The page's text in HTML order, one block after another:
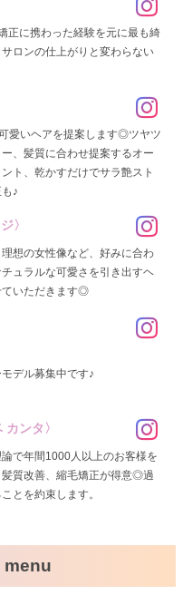
正に携わった経験を元に最も綺
ロンの仕上がりと変わらない
愛いヘアを提案します◎ツヤツ
、髪質に合わせ提案するオー
ト、乾かすだけでサラ艶スト
♪
〉
想の女性像など、好みに合わ
ュラルな可愛さを引き出すヘ
ていただきます◎
デル募集中です♪
ンタ〉
論で年間1000人以上のお客様を
質改善、縮毛矯正が得意◎過
とを約束します。
menu